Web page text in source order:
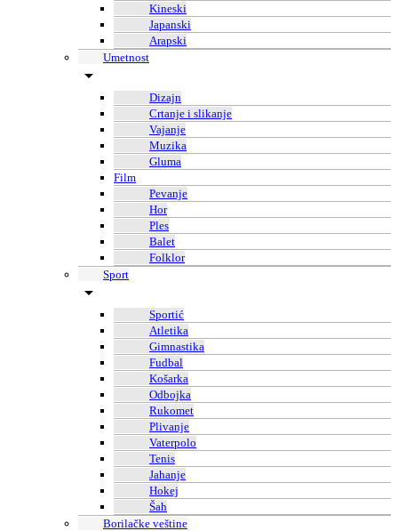
Kineski
Japanski
Arapski
Umetnost
Dizajn
Crtanje i slikanje
Vajanje
Muzika
Gluma
Film
Pevanje
Hor
Ples
Balet
Folklor
Sport
Sportić
Atletika
Gimnastika
Fudbal
Košarka
Odbojka
Rukomet
Plivanje
Vaterpolo
Tenis
Jahanje
Hokej
Šah
Borilačke veštine